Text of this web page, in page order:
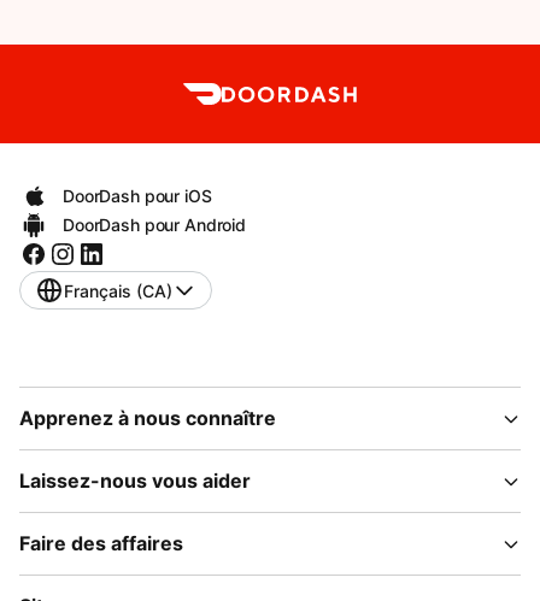
DoorDash pour iOS
DoorDash pour Android
Français (CA)
Apprenez à nous connaître
Laissez-nous vous aider
Faire des affaires